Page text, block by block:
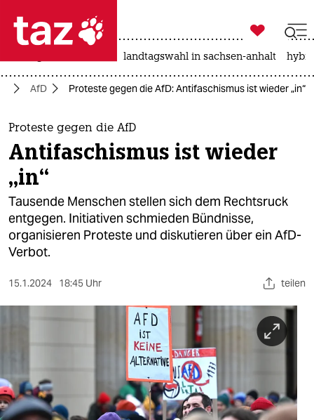
 taz zahl ich
taz zahl ich
themen
politik
öko
gesellschaft
kultur
sport
wahrheit
verlag

taz zahl ich
landtagswahl in sachsen-anhalt
AfD Proteste gegen die AfD: Antifaschismus ist wieder „in“
Proteste gegen die AfD
Antifaschismus ist wieder
„in“
Tausende Menschen stellen sich dem Rechtsruck
entgegen. Initiativen schmieden Bündnisse,
organisieren Proteste und diskutieren über ein AfD-
Verbot.
15.1.2024 18:45 Uhr teilen